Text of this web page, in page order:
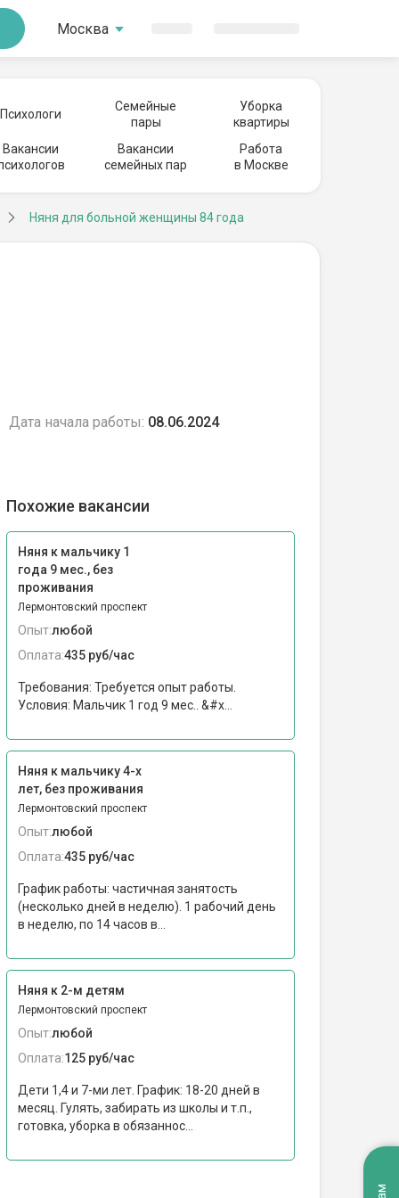
Москва
Психологи
Семейные
пары
Уборка
квартиры
Вакансии
Вакансии
семейных пар
Работа
в Москве
Няня для больной женщины 84 года
Дата начала работы: 08.06.2024
Похожие вакансии
Няня к мальчику 1
года 9 мес., без
проживания
Лермонтовский проспект
Опыт:любой
Оплата:435 руб/час
Требования: Требуется опыт работы.
Условия: Мальчик 1 год 9 мес.. &#x...
Няня к мальчику 4-х
лет, без проживания
Лермонтовский проспект
Опыт:любой
Оплата:435 руб/час
График работы: частичная занятость
(несколько дней в неделю). 1 рабочий день
в неделю, по 14 часов в...
Няня к 2-м детям
Лермонтовский проспект
Опыт:любой
Оплата:125 руб/час
Дети 1,4 и 7-ми лет. График: 18-20 дней в
месяц. Гулять, забирать из школы и т.п.,
готовка, уборка в обязаннос...